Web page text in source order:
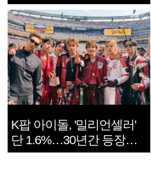
K팝 아이돌, '밀리언셀러'
단 1.6%…30년간 등장
1182개팀 전수조사